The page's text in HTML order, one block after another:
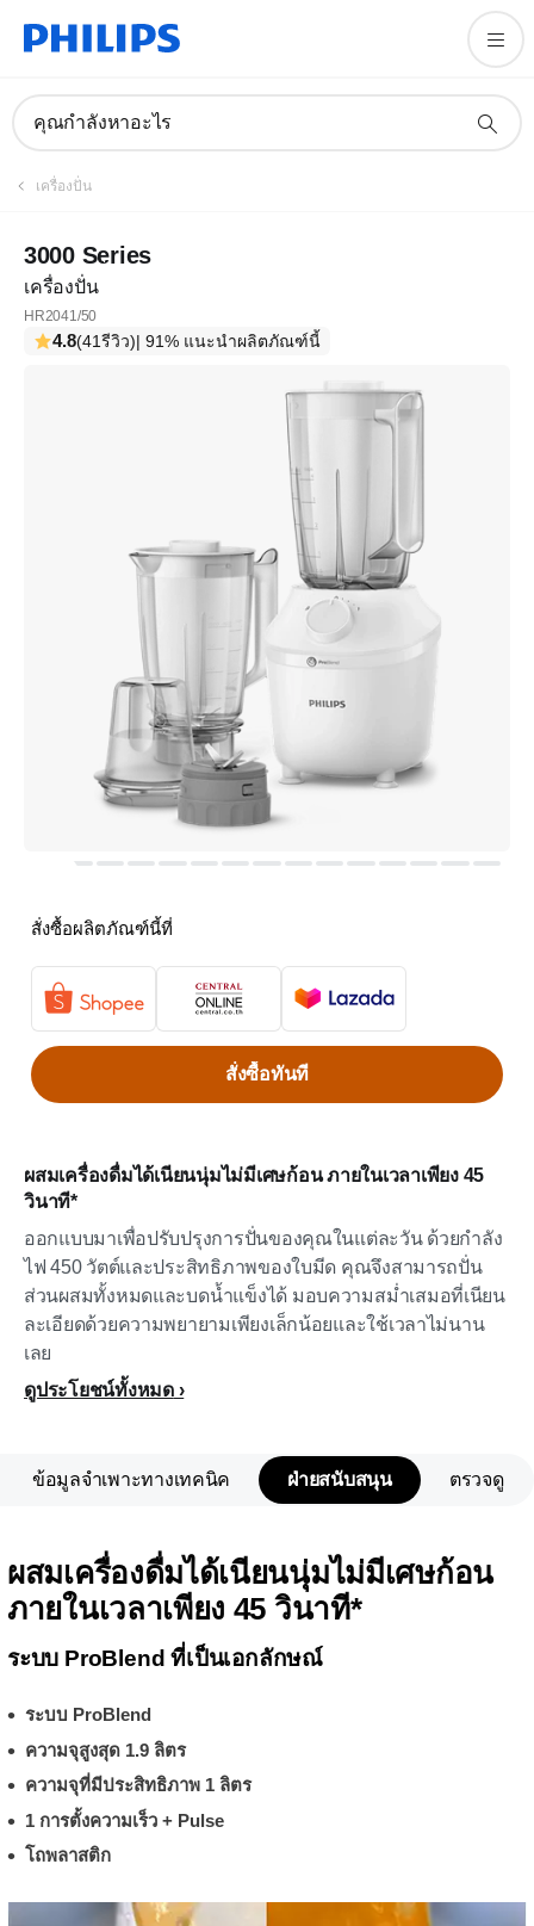
คุณกำลังหาอะไร
เครื่องปั่น
3000 Series
เครื่องปั่น
HR2041/50
4.8(41รีวิว)| 91% แนะนำผลิตภัณฑ์นี้
ผสมเครื่องดื่มได้เนียนนุ่มไม่มีเศษก้อน ภายในเวลาเพียง 45
วินาที*
ออกแบบมาเพื่อปรับปรุงการปั่นของคุณในแต่ละวัน ด้วยกำลัง
ไฟ 450 วัตต์และประสิทธิภาพของใบมีด คุณจึงสามารถปั่น
ส่วนผสมทั้งหมดและบดน้ำแข็งได้ มอบความสม่ำเสมอที่เนียน
ละเอียดด้วยความพยายามเพียงเล็กน้อยและใช้เวลาไม่นาน
เลย
ดูประโยชน์ทั้งหมด
สั่งซื้อผลิตภัณฑ์นี้ที่
สั่งซื้อทันที
ข้อมูลจำเพาะทางเทคนิค ฝ่ายสนับสนุน ตรวจดู
ผสมเครื่องดื่มได้เนียนนุ่มไม่มีเศษก้อน
ภายในเวลาเพียง 45 วินาที*
ระบบ ProBlend ที่เป็นเอกลักษณ์
ระบบ ProBlend
ความจุสูงสุด 1.9 ลิตร
ความจุที่มีประสิทธิภาพ 1 ลิตร
1 การตั้งความเร็ว + Pulse
โถพลาสติก